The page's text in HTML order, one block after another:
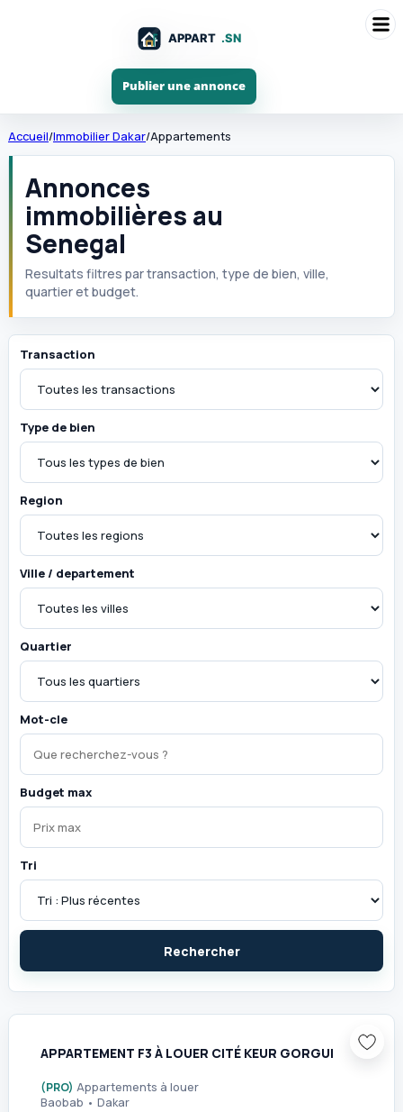
Publier une annonce
Accueil/Immobilier Dakar/Appartements
Annonces
immobilières au
Senegal
Resultats filtres par transaction, type de bien, ville,
quartier et budget.
Transaction
Type de bien
Region
Ville / departement
Quartier
Mot-cle
Budget max
Tri
Rechercher
1
APPARTEMENT F3 À LOUER CITÉ KEUR GORGUI
(PRO) Appartements à louer
Baobab • Dakar